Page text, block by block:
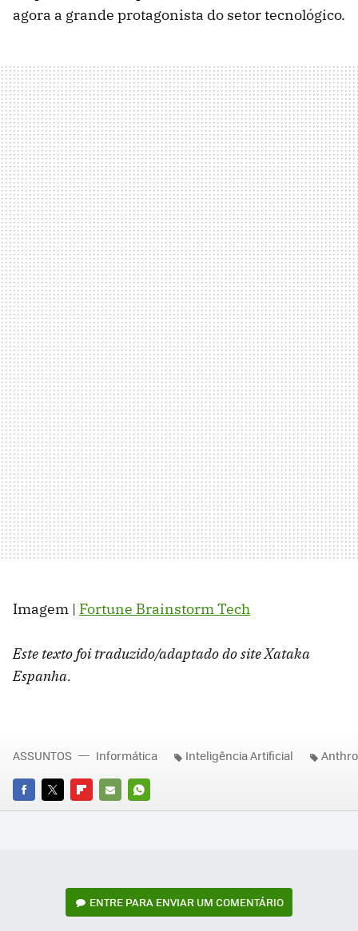
agora a grande protagonista do setor tecnológico.
Imagem | Fortune Brainstorm Tech
Este texto foi traduzido/adaptado do site Xataka
Espanha.
FACEBOOK
TWITTERFLIPBOARD
E-
WHATSAPP
ASSUNTOS Informática Inteligência Artificial
ENTRE PARA ENVIAR UM COMENTÁRIO